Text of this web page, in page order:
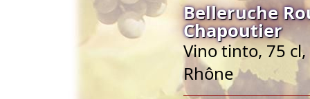
Belleruche
Chapoutier
Vino tinto, 75 cl,
Rhône